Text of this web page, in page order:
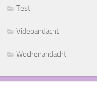
Test
Videoandacht
Wochenandacht